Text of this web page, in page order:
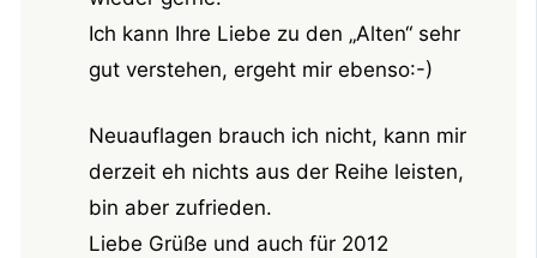
Ich kann Ihre Liebe zu den „Alten“ sehr
gut verstehen, ergeht mir ebenso:-)
Neuauflagen brauch ich nicht, kann mir
derzeit eh nichts aus der Reihe leisten,
bin aber zufrieden.
Liebe Grüße und auch für 2012